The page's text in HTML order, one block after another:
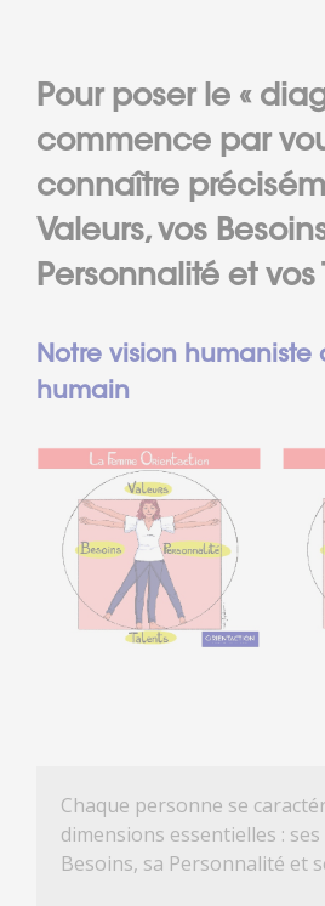
Pour poser le «
commence par
connaître
Valeurs, vos
Personnalité et vos
Notre vision humaniste
humain
Chaque personne se
dimensions essentielles :
Besoins, sa Personnalité et